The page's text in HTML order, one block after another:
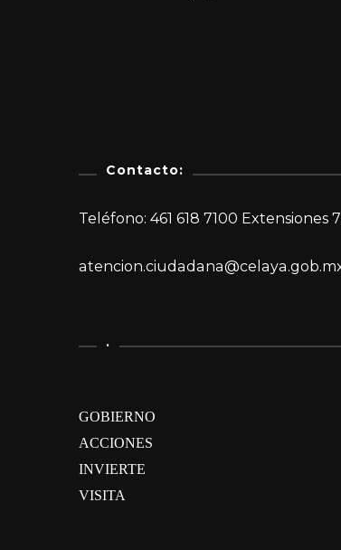
Contacto:
Teléfono: 461 618 7100 Extensiones
.
GOBIERNO
ACCIONES
INVIERTE
VISITA